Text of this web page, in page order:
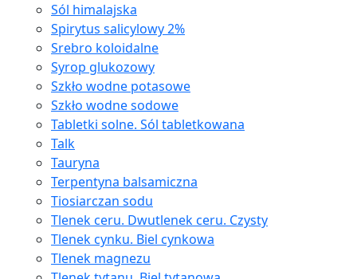
Sól himalajska
Spirytus salicylowy 2%
Srebro koloidalne
Syrop glukozowy
Szkło wodne potasowe
Szkło wodne sodowe
Tabletki solne. Sól tabletkowana
Talk
Tauryna
Terpentyna balsamiczna
Tiosiarczan sodu
Tlenek ceru. Dwutlenek ceru. Czysty
Tlenek cynku. Biel cynkowa
Tlenek magnezu